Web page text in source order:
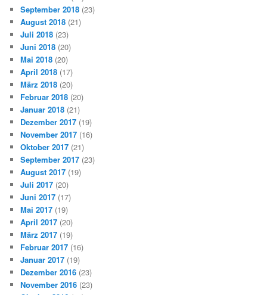
September 2018 (23)
August 2018 (21)
Juli 2018 (23)
Juni 2018 (20)
Mai 2018 (20)
April 2018 (17)
März 2018 (20)
Februar 2018 (20)
Januar 2018 (21)
Dezember 2017 (19)
November 2017 (16)
Oktober 2017 (21)
September 2017 (23)
August 2017 (19)
Juli 2017 (20)
Juni 2017 (17)
Mai 2017 (19)
April 2017 (20)
März 2017 (19)
Februar 2017 (16)
Januar 2017 (19)
Dezember 2016 (23)
November 2016 (23)